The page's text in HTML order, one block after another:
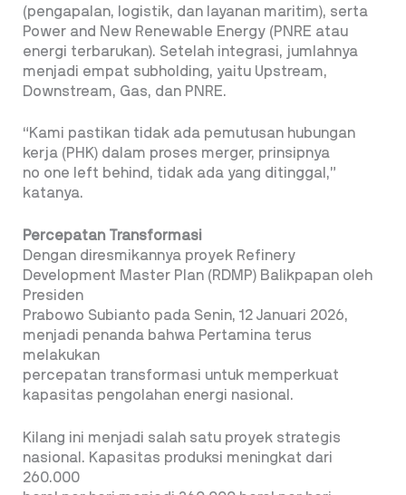
(pengapalan, logistik, dan layanan maritim), serta
Power and New Renewable Energy (PNRE atau
energi terbarukan). Setelah integrasi, jumlahnya
menjadi empat subholding, yaitu Upstream,
Downstream, Gas, dan PNRE.
“Kami pastikan tidak ada pemutusan hubungan
kerja (PHK) dalam proses merger, prinsipnya
no one left behind, tidak ada yang ditinggal,”
katanya.
Percepatan Transformasi
Dengan diresmikannya proyek Refinery
Development Master Plan (RDMP) Balikpapan oleh
Presiden
Prabowo Subianto pada Senin, 12 Januari 2026,
menjadi penanda bahwa Pertamina terus
melakukan
percepatan transformasi untuk memperkuat
kapasitas pengolahan energi nasional.
Kilang ini menjadi salah satu proyek strategis
nasional. Kapasitas produksi meningkat dari
260.000